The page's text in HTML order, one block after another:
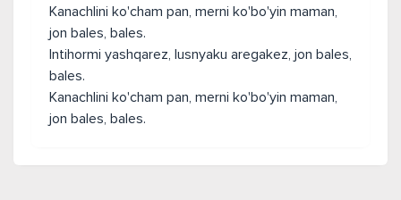
Kanachlini ko'cham pan, merni ko'bo'yin maman,
jon bales, bales.
Intihormi yashqarez, lusnyaku aregakez, jon bales,
bales.
Kanachlini ko'cham pan, merni ko'bo'yin maman,
jon bales, bales.